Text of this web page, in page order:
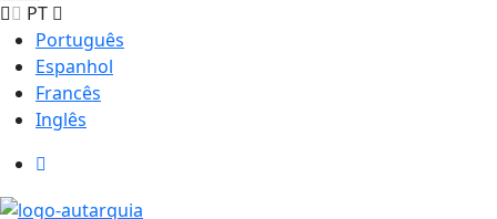
PT
Português
Espanhol
Francês
Inglês